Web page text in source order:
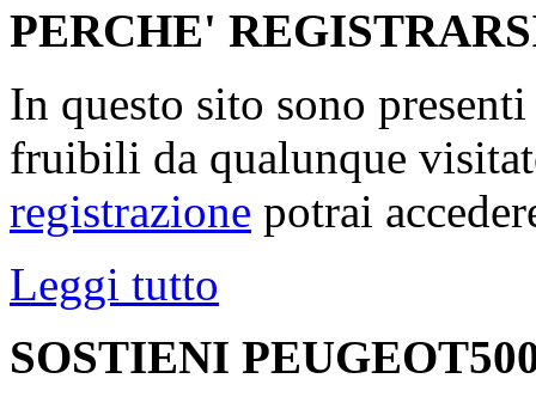
PERCHE'
In questo sito sono
fruibili da qualunque
registrazione potrai
Leggi tutto
SOSTIENI